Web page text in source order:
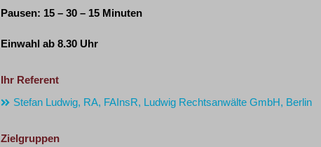
Pausen: 15 – 30 – 15 Minuten
Einwahl ab 8.30 Uhr
Ihr Referent
Stefan Ludwig, RA, FAInsR, Ludwig Rechtsanwälte GmbH, Berlin
Zielgruppen